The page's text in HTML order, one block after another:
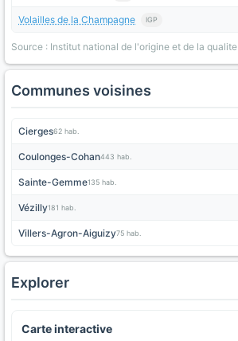
Volailles de la Champagne IGP
Source : Institut national de l'origine et de la qualite
Communes voisines
Cierges62 hab.
Coulonges-Cohan443 hab.
Sainte-Gemme135 hab.
Vézilly181 hab.
Villers-Agron-Aiguizy75 hab.
Explorer
Carte interactive